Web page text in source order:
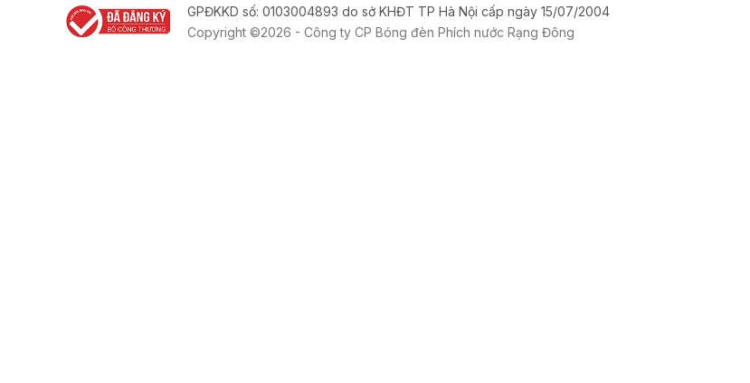
GPĐKKD số: 0103004893 do sở KHĐT TP Hà Nội cấp ngày 15/07/2004
Copyright ©2026 - Công ty CP Bóng đèn Phích nước Rạng Đông